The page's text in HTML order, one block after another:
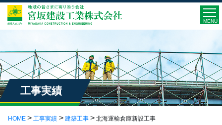
MENU
工事実績
HOME 工事実績 建築工事 北海運輸倉庫新設工事